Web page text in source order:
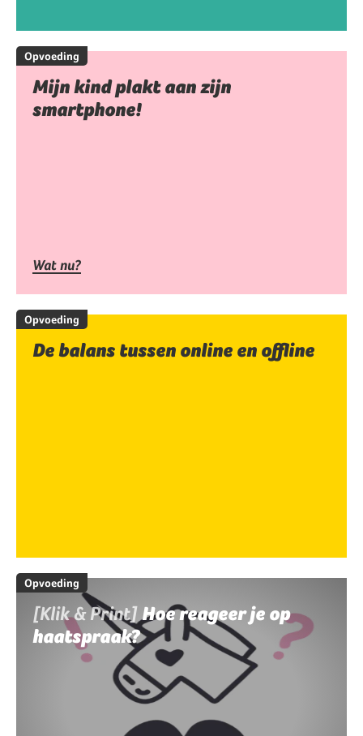
Opvoeding
Mijn kind plakt aan zijn
smartphone!
Wat nu?
Opvoeding
De balans tussen online en offline
Opvoeding
[Klik & Print]Hoe reageer je op
haatspraak?